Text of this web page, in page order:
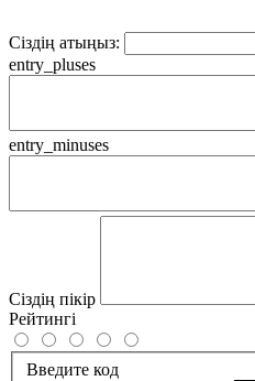
Сіздің атыңыз:
entry_pluses
entry_minuses
Сіздің пікір
Рейтингі
Введите код